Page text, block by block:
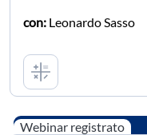
con: Leonardo Sasso
Webinar registrato